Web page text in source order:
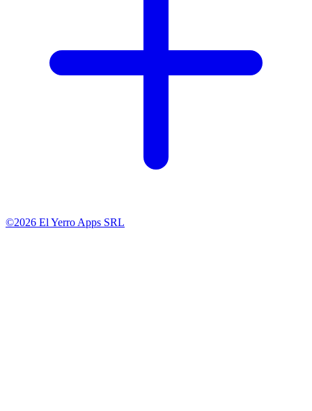
©2026 El Yerro Apps SRL